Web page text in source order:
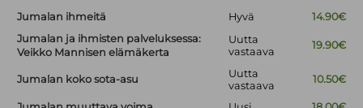
Jumalan ihmeitä Hyvä
14.90€
Jumalan ja ihmisten palveluksessa:
Veikko Mannisen elämäkerta
Uutta
vastaava
19.90€
Jumalan koko sota-asu
Uutta
vastaava
10.50€